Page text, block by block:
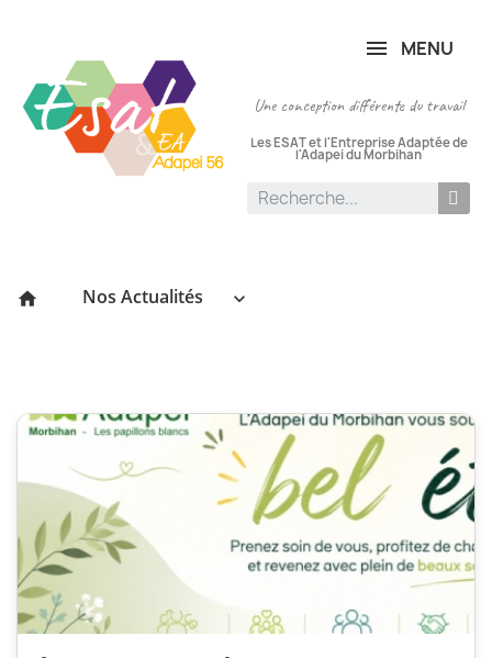
MENU
Une conception différente du travail
Les ESAT et l'Entreprise Adaptée de
l'Adapei du Morbihan
home Nos Actualités keyboard_arrow_down